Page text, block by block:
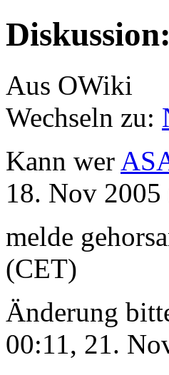
Aus OWiki
Wechseln zu:
Kann wer
18. Nov
melde
(CET)
Änderung
00:11, 21.